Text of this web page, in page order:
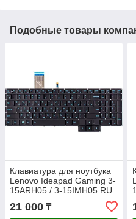
Подобные товары
Клавиатура для ноутбука
Lenovo Ideapad Gaming 3-
15ARH05 / 3-15IMH05 RU
с подстветкой (голоубые
буквы)
21 000 ₸